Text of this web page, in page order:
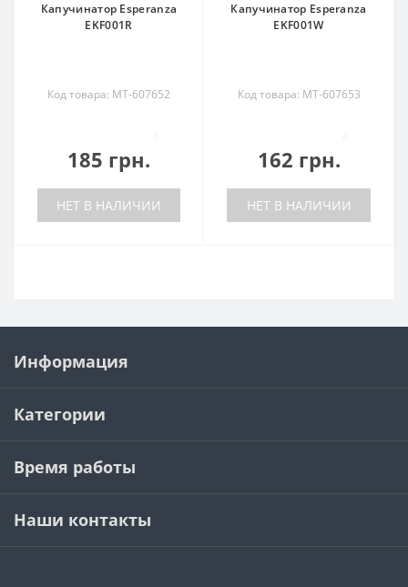
Капучинатор Esperanza
EKF001R
Код товара: MT-607652
185 грн.
НЕТ В НАЛИЧИИ
Капучинатор Esperanza
EKF001W
Код товара: MT-607653
162 грн.
НЕТ В НАЛИЧИИ
Информация
Категории
Время работы
Наши контакты